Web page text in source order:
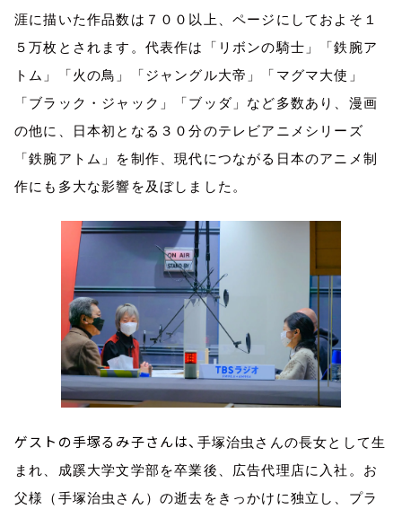
涯に描いた作品数は７００以上、ページにしておよそ１
５万枚とされます。代表作は「リボンの騎士」「鉄腕ア
トム」「火の鳥」「ジャングル大帝」「マグマ大使」
「ブラック・ジャック」「ブッダ」など多数あり、漫画
の他に、日本初となる３０分のテレビアニメシリーズ
「鉄腕アトム」を制作、現代につながる日本のアニメ制
作にも多大な影響を及ぼしました。
ゲストの手塚るみ子さんは、 手塚治虫さんの長女として生
まれ、成蹊大学文学部を卒業後、広告代理店に入社。お
父様（手塚治虫さん）の逝去をきっかけに独立し、プラ